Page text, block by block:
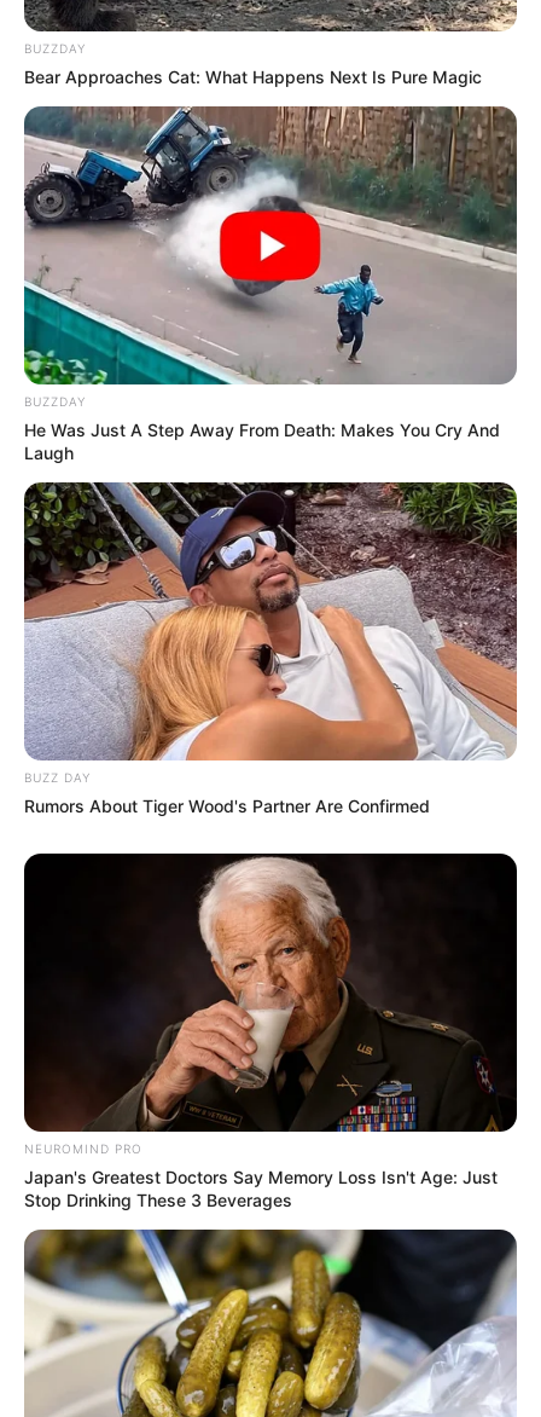
BUZZDAY
Bear Approaches Cat: What Happens Next Is Pure Magic
BUZZDAY
He Was Just A Step Away From Death: Makes You Cry And
Laugh
BUZZ DAY
Rumors About Tiger Wood's Partner Are Confirmed
NEUROMIND PRO
Japan's Greatest Doctors Say Memory Loss Isn't Age: Just
Stop Drinking These 3 Beverages